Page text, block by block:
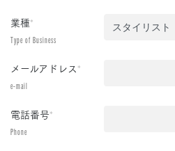
業種*
Type of Business
メールアドレス*
e-mail
電話番号*
Phone